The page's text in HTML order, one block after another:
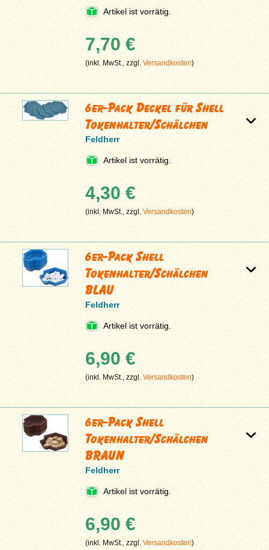
Artikel ist vorrätig.
7,70 €
(inkl. MwSt., zzgl.Versandkosten)
6er-Pack Deckel für Shell
Tokenhalter/Schälchen
Feldherr
Artikel ist vorrätig.
4,30 €
(inkl. MwSt., zzgl.Versandkosten)
6er-Pack Shell
Tokenhalter/Schälchen
BLAU
Feldherr
Artikel ist vorrätig.
6,90 €
(inkl. MwSt., zzgl.Versandkosten)
6er-Pack Shell
Tokenhalter/Schälchen
BRAUN
Feldherr
Artikel ist vorrätig.
6,90 €
(inkl. MwSt., zzgl.Versandkosten)